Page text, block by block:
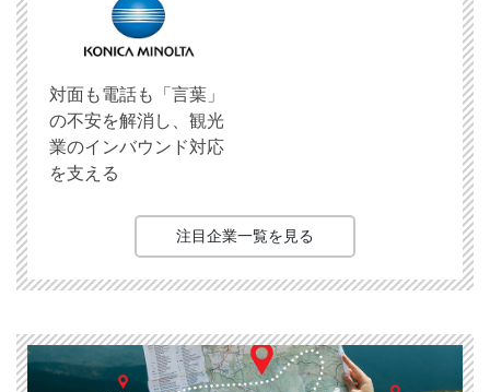
対面も電話も「言葉」
の不安を解消し、観光
業のインバウンド対応
を支える
注目企業一覧を見る